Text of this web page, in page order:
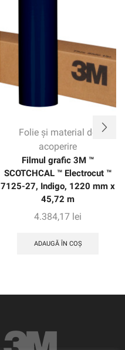
Folie și material de
acoperire
Filmul grafic 3M ™
SCOTCHCAL ™ Electrocut ™
7125-27, Indigo, 1220 mm x
45,72 m
4.384,17 lei
ADAUGĂ ÎN COȘ